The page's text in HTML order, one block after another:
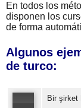
En todos los
disponen los
de forma
Algunos
de turco:
Bir şirket